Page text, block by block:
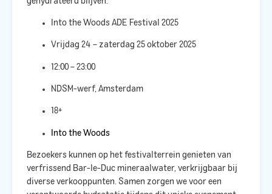
Into the Woods ADE Festival 2025
Vrijdag 24 – zaterdag 25 oktober 2025
12:00 – 23:00
NDSM-werf, Amsterdam
18+
Into the Woods
Bezoekers kunnen op het festivalterrein genieten van
verfrissend Bar-le-Duc mineraalwater, verkrijgbaar bij
diverse verkooppunten. Samen zorgen we voor een